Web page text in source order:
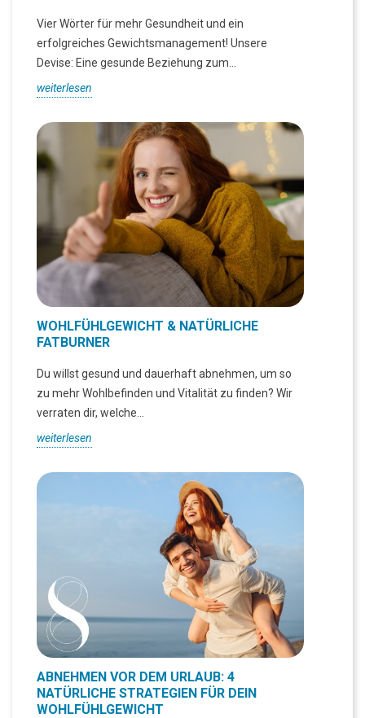
Vier Wörter für mehr Gesundheit und ein
erfolgreiches Gewichtsmanagement! Unsere
Devise: Eine gesunde Beziehung zum...
weiterlesen
WOHLFÜHLGEWICHT & NATÜRLICHE
FATBURNER
Du willst gesund und dauerhaft abnehmen, um so
zu mehr Wohlbefinden und Vitalität zu finden? Wir
verraten dir, welche...
weiterlesen
ABNEHMEN VOR DEM URLAUB: 4
NATÜRLICHE STRATEGIEN FÜR DEIN
WOHLFÜHLGEWICHT